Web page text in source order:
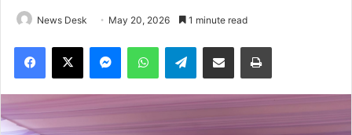
News Desk May 20, 2026 1 minute read
Facebook
X MessengerWhatsAppTelegramShare via Email Print